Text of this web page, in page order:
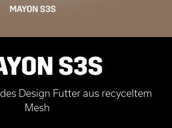
S3S
Design Futter aus recyceltem
Mesh